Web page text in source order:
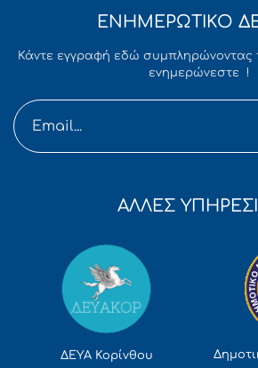
ΕΝΗΜΕΡΩΤΙΚΟ
Κάντε εγγραφή εδώ συμπληρώνοντας
ενημερώνεστε !
ΑΛΛΕΣ
ΔΕΥΑ Κορίνθου